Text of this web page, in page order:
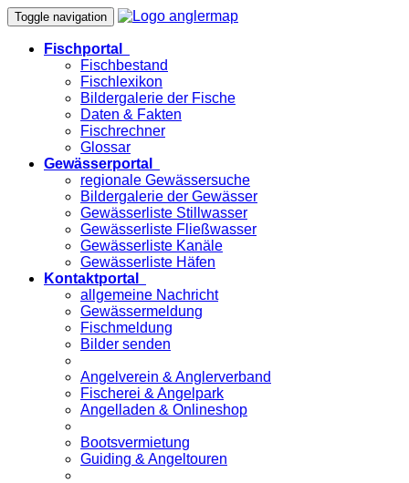
Toggle navigation
Fischportal
Fischbestand
Fischlexikon
Bildergalerie der Fische
Daten & Fakten
Fischrechner
Glossar
Gewässerportal
regionale Gewässersuche
Bildergalerie der Gewässer
Gewässerliste Stillwasser
Gewässerliste Fließwasser
Gewässerliste Kanäle
Gewässerliste Häfen
Kontaktportal
allgemeine Nachricht
Gewässermeldung
Fischmeldung
Bilder senden
Angelverein & Anglerverband
Fischerei & Angelpark
Angelladen & Onlineshop
Bootsvermietung
Guiding & Angeltouren